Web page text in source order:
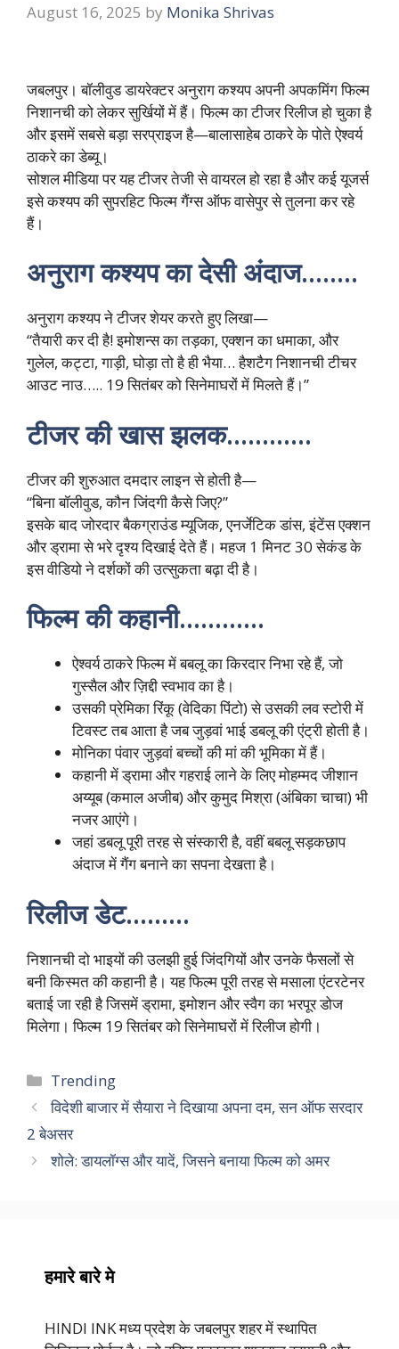
August 16, 2025 by Monika Shrivas
जबलपुर। बॉलीवुड डायरेक्टर अनुराग कश्यप अपनी अपकमिंग फिल्म
निशानची को लेकर सुर्खियों में हैं। फिल्म का टीजर रिलीज हो चुका है
और इसमें सबसे बड़ा सरप्राइज है—बालासाहेब ठाकरे के पोते ऐश्वर्य
ठाकरे का डेब्यू।
सोशल मीडिया पर यह टीजर तेजी से वायरल हो रहा है और कई यूजर्स
इसे कश्यप की सुपरहिट फिल्म गैंग्स ऑफ वासेपुर से तुलना कर रहे
हैं।
अनुराग कश्यप का देसी अंदाज……..
अनुराग कश्यप ने टीजर शेयर करते हुए लिखा—
“तैयारी कर दी है! इमोशन्स का तड़का, एक्शन का धमाका, और
गुलेल, कट्टा, गाड़ी, घोड़ा तो है ही भैया… हैशटैग निशानची टीचर
आउट नाउ….. 19 सितंबर को सिनेमाघरों में मिलते हैं।”
टीजर की खास झलक…………
टीजर की शुरुआत दमदार लाइन से होती है—
“बिना बॉलीवुड, कौन जिंदगी कैसे जिए?”
इसके बाद जोरदार बैकग्राउंड म्यूजिक, एनर्जेटिक डांस, इंटेंस एक्शन
और ड्रामा से भरे दृश्य दिखाई देते हैं। महज 1 मिनट 30 सेकंड के
इस वीडियो ने दर्शकों की उत्सुकता बढ़ा दी है।
फिल्म की कहानी…………
ऐश्वर्य ठाकरे फिल्म में बबलू का किरदार निभा रहे हैं, जो
गुस्सैल और ज़िद्दी स्वभाव का है।
उसकी प्रेमिका रिंकू (वेदिका पिंटो) से उसकी लव स्टोरी में
टिवस्ट तब आता है जब जुड़वां भाई डबलू की एंट्री होती है।
मोनिका पंवार जुड़वां बच्चों की मां की भूमिका में हैं।
कहानी में ड्रामा और गहराई लाने के लिए मोहम्मद जीशान
अय्यूब (कमाल अजीब) और कुमुद मिश्रा (अंबिका चाचा) भी
नजर आएंगे।
जहां डबलू पूरी तरह से संस्कारी है, वहीं बबलू सड़कछाप
अंदाज में गैंग बनाने का सपना देखता है।
रिलीज डेट………
निशानची दो भाइयों की उलझी हुई जिंदगियों और उनके फैसलों से
बनी किस्मत की कहानी है। यह फिल्म पूरी तरह से मसाला एंटरटेनर
बताई जा रही है जिसमें ड्रामा, इमोशन और स्वैग का भरपूर डोज
मिलेगा। फिल्म 19 सितंबर को सिनेमाघरों में रिलीज होगी।
Categories
Trending
विदेशी बाजार में सैयारा ने दिखाया अपना दम, सन ऑफ सरदार
2 बेअसर
शोले: डायलॉग्स और यादें, जिसने बनाया फिल्म को अमर
हमारे बारे मे
HINDI INK मध्य प्रदेश के जबलपुर शहर में स्थापित